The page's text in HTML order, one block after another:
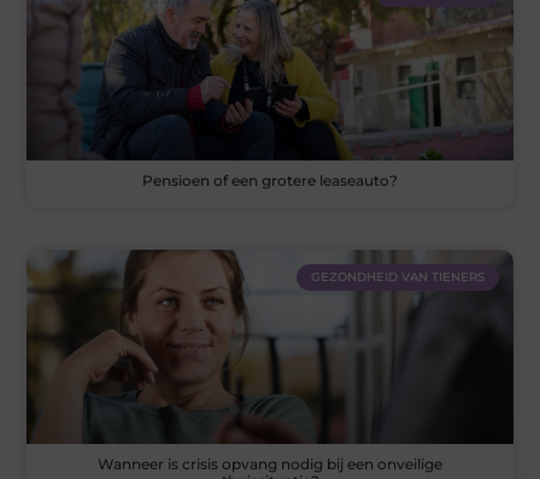
Pensioen of een grotere leaseauto?
GEZONDHEID VAN TIENERS
Wanneer is crisis opvang nodig bij een onveilige